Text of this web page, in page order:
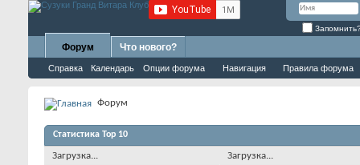
Форум
Справка Календарь Опции форума Навигация Правила форума
Что нового?
Форум
Статистика Top 10
Загрузка...
Загрузка...